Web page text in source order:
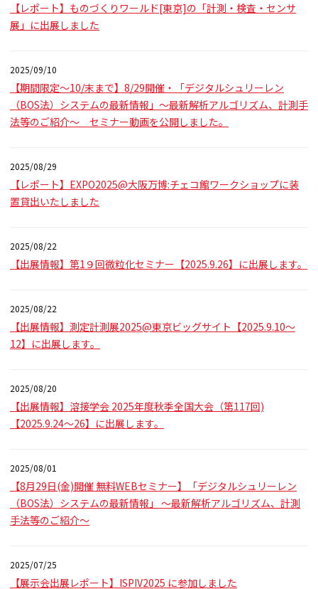
【レポート】ものづくりワールド[東京]の「計測・検査・センサ
展」に出展しました
2025/09/10
【期間限定～10/末まで】8/29開催・「デジタルシュリーレン
（BOS法）システムの最新情報」～最新解析アルゴリズム、計測手
法等のご紹介～ セミナー動画を公開しました。
2025/08/29
【レポート】EXPO2025@大阪万博:チェコ館ワークショップに装
置貸出いたしました
2025/08/22
【出展情報】第1９回微粒化セミナー【2025.9.26】に出展します。
2025/08/22
【出展情報】測定計測展2025@東京ビッグサイト【2025.9.10～
12】に出展します。
2025/08/20
【出展情報】溶接学会 2025年度秋季全国大会（第117回)
【2025.9.24～26】に出展します。
2025/08/01
【8月29日(金)開催 無料WEBセミナー】「デジタルシュリーレン
（BOS法）システムの最新情報」 ～最新解析アルゴリズム、計測
手法等のご紹介～
2025/07/25
【展示会出展レポート】ISPIV2025 に参加しました